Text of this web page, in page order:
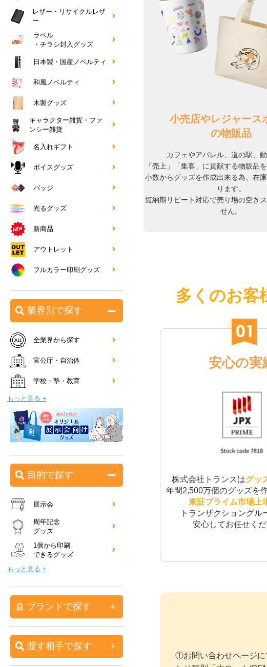
小売店やレジャース
の物販品
カフェやアパレル、道の駅、
「売上」「集客」に貢献する物販品
小数からグッズを作成出来る為、在
ります。
短納期リピート対応で売り場の空き
せん。
多くのお客
安心の実
株式会社トランスはグッ
年間2,500万個のグッズを
東証プライム市場上
トランザクショングル
安心してお任せくだ
①お問い合わせページに
レザー・リサイクルレザ
ー
ラベル
・チラシ封入グッズ
日本製・国産ノベルティ
和風ノベルティ
木製グッズ
キャラクター雑貨・ファ
ンシー雑貨
名入れギフト
ボイスグッズ
バッジ
光るグッズ
新商品
アウトレット
フルカラー印刷グッズ
業界別で探す
全業界から探す
官公庁・自治体
学校・塾・教育
もっと見る +
目的で探す
展示会
周年記念
グッズ
1個から印刷
できるグッズ
もっと見る +
ブランドで探す
渡す相手で探す